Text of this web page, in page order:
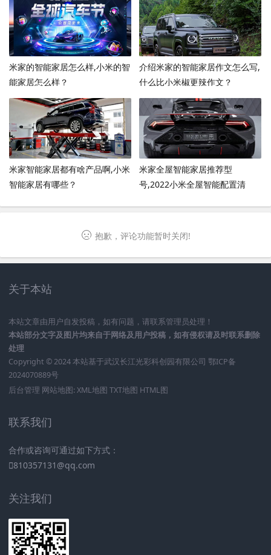
米家的智能家居怎么样,小米的智
能家居怎么样？
介绍米家的智能家居作文怎么写,
什么比小米椒更辣作文？
米家智能家居都有啥产品啊,小米
智能家居有哪些？
米家全屋智能家居推荐型
号,2022小米全屋智能配置清
抱歉，评论功能暂时关闭!
关于本站
本站文章由用户自发投稿，如有问题，请联系管理员处理！
本站部分文字及图片均来自于网络及用户投稿，如有侵权请及时联系删除
处理
Copyright © 2024 本站基于武汉长江光彩科创园有限公司 鄂ICP备
2024070889号
后台管理 网站地图: XML地图 TXT地图 HTML图
联系我们
合作或咨询可通过如下方式：
810357131@qq.com
关注我们